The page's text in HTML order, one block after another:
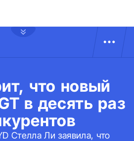
что новый
в десять раз
Стелла Ли заявила, что